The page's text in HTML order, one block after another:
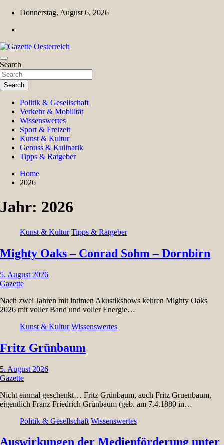
Skip
content
Donnerstag, August 6, 2026
Gazette Oesterreich
Magazin für Freizeit, Politik, Kultur & Wissenschaft
Search
Search
Politik & Gesellschaft
Verkehr & Mobilität
Wissenswertes
Sport & Freizeit
Kunst & Kultur
Genuss & Kulinarik
Tipps & Ratgeber
Home
2026
Jahr: 2026
Kunst & Kultur Tipps & Ratgeber
Mighty Oaks – Conrad Sohm – Dornbirn
5. August 2026
Gazette
Nach zwei Jahren mit intimen Akustikshows kehren Mighty Oaks
2026 mit voller Band und voller Energie…
Kunst & Kultur Wissenswertes
Fritz Grünbaum
5. August 2026
Gazette
Nicht einmal geschenkt… Fritz Grünbaum, auch Fritz Gruenbaum,
eigentlich Franz Friedrich Grünbaum (geb. am 7.4.1880 in…
Politik & Gesellschaft Wissenswertes
Auswirkungen der Medienförderung unter